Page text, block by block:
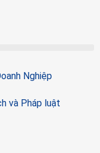
Nghiệp
và Pháp luật